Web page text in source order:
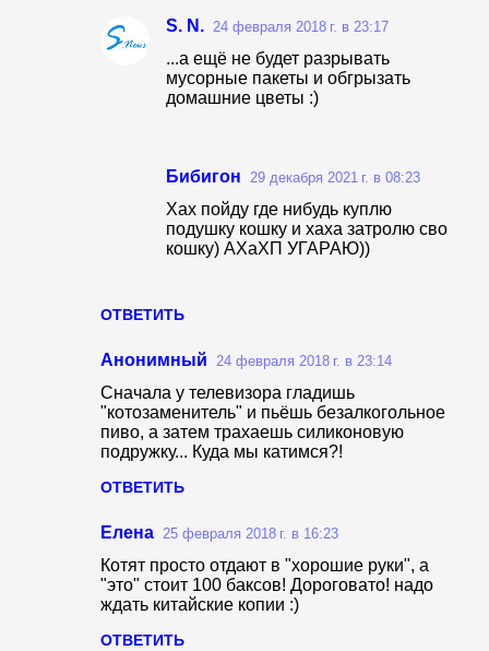
ОТВЕТИТЬ
S. N. 24 февраля 2018 г. в 23:17
...а ещё не будет разрывать
мусорные пакеты и обгрызать
домашние цветы :)
Бибигон 29 декабря 2021 г. в 08:23
Хах пойду где нибудь куплю
подушку кошку и хаха затролю сво
кошку) АХаХП УГАРАЮ))
Анонимный 24 февраля 2018 г. в 23:14
Сначала у телевизора гладишь
"котозаменитель" и пьёшь безалкогольное
пиво, а затем трахаешь силиконовую
подружку... Куда мы катимся?!
ОТВЕТИТЬ
Елена 25 февраля 2018 г. в 16:23
Котят просто отдают в "хорошие руки", а
"это" стоит 100 баксов! Дороговато! надо
ждать китайские копии :)
ОТВЕТИТЬ